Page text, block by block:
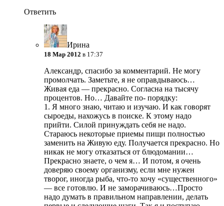
Ответить
Ирина
18 Мар 2012 в 17:37
Александр, спасибо за комментарий. Не могу
промолчать. Заметьте, я не оправдываюсь…
Живая еда — прекрасно. Согласна на тысячу
процентов. Но… Давайте по- порядку:
1. Я много знаю, читаю и изучаю. И как говорят
сыроеды, нахожусь в поиске. К этому надо
прийти. Силой принуждать себя не надо.
Стараюсь некоторые приемы пищи полностью
заменить на Живую еду. Получается прекрасно. Но
никак не могу отказаться от блюдомании…
Прекрасно знаете, о чем я… И потом, я очень
доверяю своему организму, если мне нужен
творог, иногда рыба, что-то хочу «существенного»
— все готовлю. И не заморачиваюсь…Просто
надо думать в правильном направлении, делать